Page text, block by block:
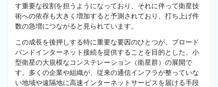
す重要な役割を担うようになっており、それに伴って衛星技
術への依存も大きく増加すると予測されており、打ち上げ件
数の急増につながると見られています。
この成長を後押しする特に重要な要因のひとつが、ブロード
バンドインターネット接続を提供することを目的とした、小
型衛星の大規模なコンステレーション（衛星群）の展開で
す。多くの企業や組織が、従来の通信インフラが整っていな
い地域や遠隔地に高速インターネットサービスを届ける手段